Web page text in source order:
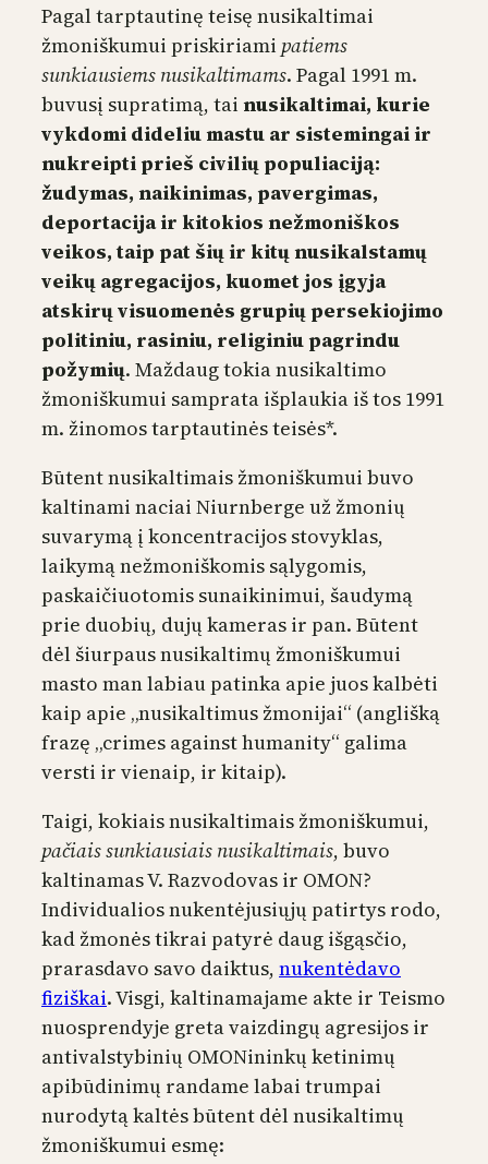
Pagal tarptautinę teisę nusikaltimai
žmoniškumui priskiriami patiems
sunkiausiems nusikaltimams. Pagal 1991 m.
buvusį supratimą, tai nusikaltimai, kurie
vykdomi dideliu mastu ar sistemingai ir
nukreipti prieš civilių populiaciją:
žudymas, naikinimas, pavergimas,
deportacija ir kitokios nežmoniškos
veikos, taip pat šių ir kitų nusikalstamų
veikų agregacijos, kuomet jos įgyja
atskirų visuomenės grupių persekiojimo
politiniu, rasiniu, religiniu pagrindu
požymių. Maždaug tokia nusikaltimo
žmoniškumui samprata išplaukia iš tos 1991
m. žinomos tarptautinės teisės*.
Būtent nusikaltimais žmoniškumui buvo
kaltinami naciai Niurnberge už žmonių
suvarymą į koncentracijos stovyklas,
laikymą nežmoniškomis sąlygomis,
paskaičiuotomis sunaikinimui, šaudymą
prie duobių, dujų kameras ir pan. Būtent
dėl šiurpaus nusikaltimų žmoniškumui
masto man labiau patinka apie juos kalbėti
kaip apie „nusikaltimus žmonijai“ (anglišką
frazę „crimes against humanity“ galima
versti ir vienaip, ir kitaip).
Taigi, kokiais nusikaltimais žmoniškumui,
pačiais sunkiausiais nusikaltimais, buvo
kaltinamas V. Razvodovas ir OMON?
Individualios nukentėjusiųjų patirtys rodo,
kad žmonės tikrai patyrė daug išgąsčio,
prarasdavo savo daiktus, nukentėdavo
fiziškai. Visgi, kaltinamajame akte ir Teismo
nuosprendyje greta vaizdingų agresijos ir
antivalstybinių OMONininkų ketinimų
apibūdinimų randame labai trumpai
nurodytą kaltės būtent dėl nusikaltimų
žmoniškumui esmę: